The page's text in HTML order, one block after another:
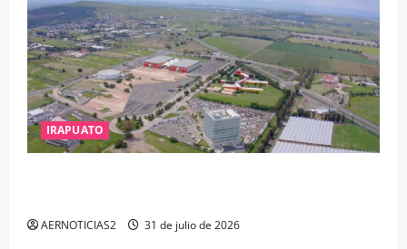
IRAPUATO
AERNOTICIAS2 31 de julio de 2026